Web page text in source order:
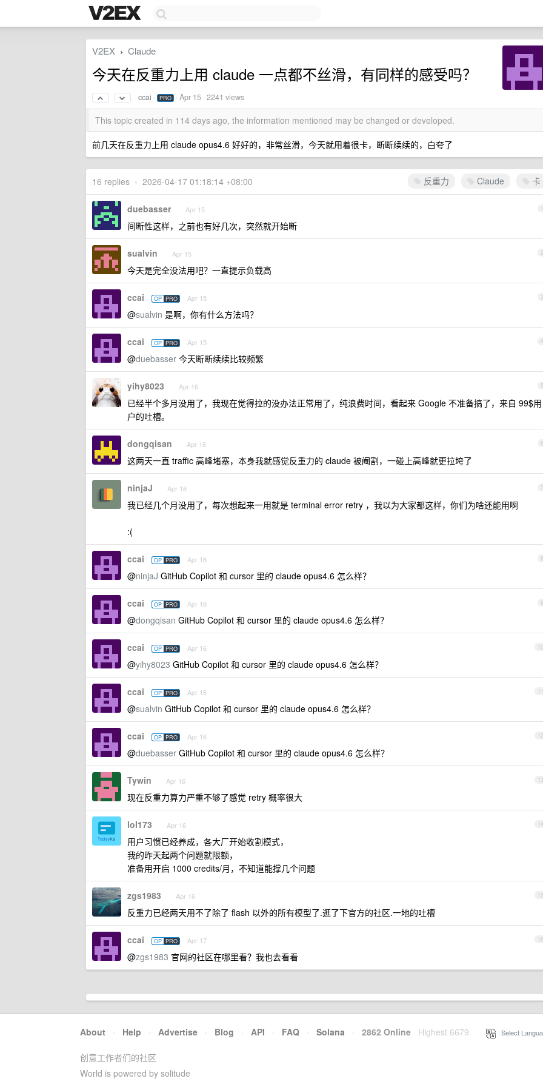
V2EX › Claude
今天在反重力上用 claude 一点都不丝滑，有同样的感受吗？
ccai · PRO ·Apr 15 · 2241 views
This topic created in 114 days ago, the information mentioned may be changed or developed.
前几天在反重力上用 claude opus4.6 好好的，非常丝滑，今天就用着很卡，断断续续的，白夸了
反重力 Claude 卡
16 replies • 2026-04-17 01:18:14 +08:00
1
duebasser Apr 15
间断性这样，之前也有好几次，突然就开始断
2
sualvin Apr 15
今天是完全没法用吧？一直提示负载高
3
ccai OP PRO Apr 15
@sualvin 是啊，你有什么方法吗？
4
ccai OP PRO Apr 15
@duebasser 今天断断续续比较频繁
5
yihy8023 Apr 16
已经半个多月没用了，我现在觉得拉的没办法正常用了，纯浪费时间，看起来 Google 不准备搞了，来自 99$用
户的吐槽。
6
dongqisan Apr 16
这两天一直 traffic 高峰堵塞，本身我就感觉反重力的 claude 被阉割，一碰上高峰就更拉垮了
7
ninjaJ Apr 16
我已经几个月没用了，每次想起来一用就是 terminal error retry ，我以为大家都这样，你们为啥还能用啊
:(
8
ccai OP PRO Apr 16
@ninjaJ GitHub Copilot 和 cursor 里的 claude opus4.6 怎么样？
9
ccai OP PRO Apr 16
@dongqisan GitHub Copilot 和 cursor 里的 claude opus4.6 怎么样？
10
ccai OP PRO Apr 16
@yihy8023 GitHub Copilot 和 cursor 里的 claude opus4.6 怎么样？
11
ccai OP PRO Apr 16
@sualvin GitHub Copilot 和 cursor 里的 claude opus4.6 怎么样？
12
ccai OP PRO Apr 16
@duebasser GitHub Copilot 和 cursor 里的 claude opus4.6 怎么样？
13
Tywin Apr 16
现在反重力算力严重不够了感觉 retry 概率很大
14
lol173 Apr 16
用户习惯已经养成，各大厂开始收割模式，
我的昨天起两个问题就限额，
准备用开启 1000 credits/月，不知道能撑几个问题
15
zgs1983 Apr 16
反重力已经两天用不了除了 flash 以外的所有模型了.逛了下官方的社区.一地的吐槽
16
ccai OP PRO Apr 17
@zgs1983 官网的社区在哪里看？我也去看看
About · Help · Advertise · Blog · API · FAQ · Solana · 2862 Online Highest 6679 Select
创意工作者们的社区
World is powered by solitude